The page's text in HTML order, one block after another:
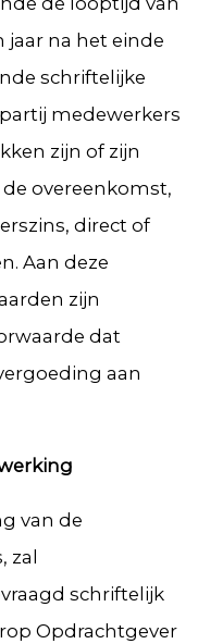
jaar na het einde
schriftelijke
medewerkers
zijn of zijn
overeenkomst,
direct of
Aan deze
zijn
dat
aan
van de
zal
schriftelijk
Opdrachtgever